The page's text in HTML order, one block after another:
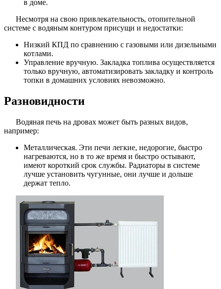
в доме.
Несмотря на свою привлекательность, отопительной
системе с водяным контуром присущи и недостатки:
Низкий КПД по сравнению с газовыми или дизельными
котлами.
Управление вручную. Закладка топлива осуществляется
только вручную, автоматизировать закладку и контроль
топки в домашних условиях невозможно.
Разновидности
Водяная печь на дровах может быть разных видов,
например:
Металлическая. Эти печи легкие, недорогие, быстро
нагреваются, но в то же время и быстро остывают,
имеют короткий срок службы. Радиаторы в системе
лучше установить чугунные, они лучше и дольше
держат тепло.